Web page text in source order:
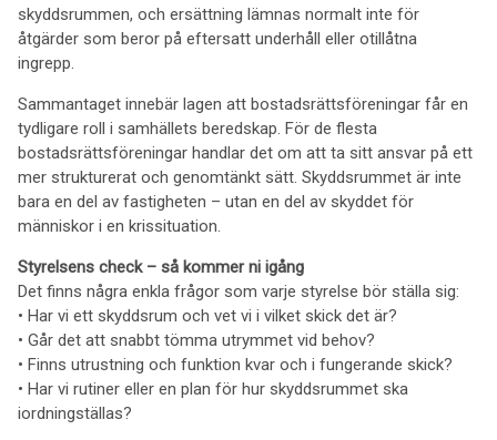
skyddsrummen, och ersättning lämnas normalt inte för
åtgärder som beror på eftersatt underhåll eller otillåtna
ingrepp.
Sammantaget innebär lagen att bostadsrättsföreningar får en
tydligare roll i samhällets beredskap. För de flesta
bostadsrättsföreningar handlar det om att ta sitt ansvar på ett
mer strukturerat och genomtänkt sätt. Skyddsrummet är inte
bara en del av fastigheten – utan en del av skyddet för
människor i en krissituation.
Styrelsens check – så kommer ni igång
Det finns några enkla frågor som varje styrelse bör ställa sig:
• Har vi ett skyddsrum och vet vi i vilket skick det är?
• Går det att snabbt tömma utrymmet vid behov?
• Finns utrustning och funktion kvar och i fungerande skick?
• Har vi rutiner eller en plan för hur skyddsrummet ska
iordningställas?